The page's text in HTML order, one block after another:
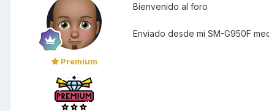
Premium
Bienvenido al foro
Enviado desde mi SM-G950F